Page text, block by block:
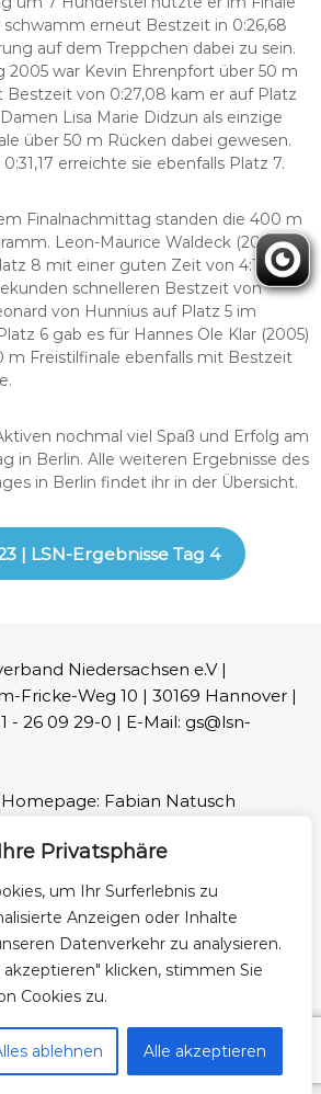
Privatsphäre
um Ihr Surferlebnis zu
Anzeigen oder Inhalte
Datenverkehr zu analysieren.
akzeptieren" klicken, stimmen Sie
Cookies zu.
ablehnen Alle akzeptieren
schwamm erneut Bestzeit in 0:26,68
auf dem Treppchen dabei zu sein.
2005 war Kevin Ehrenpfort über 50 m
Bestzeit von 0:27,08 kam er auf Platz
Lisa Marie Didzun als einzige
über 50 m Rücken dabei gewesen.
erreichte sie ebenfalls Platz 7.
Finalnachmittag standen die 400 m
Leon-Maurice Waldeck (2008)
8 mit einer guten Zeit von 4:14,75.
schnelleren Bestzeit von
von Hunnius auf Platz 5 im
6 gab es für Hannes Ole Klar (2005)
m Freistilfinale ebenfalls mit Bestzeit
nochmal viel Spaß und Erfolg am
in Berlin. Alle weiteren Ergebnisse des
in Berlin findet ihr in der Übersicht.
| LSN-Ergebnisse Tag 4
Niedersachsen e.V |
Fricke-Weg 10 | 30169 Hannover |
- 26 09 29-0 | E-Mail: gs@lsn-
Fabian Natusch
Wallbaum
Impressum Datenschutz
NiedersachsenAlle Rechte
von ThemeGrill. Präsentiert von